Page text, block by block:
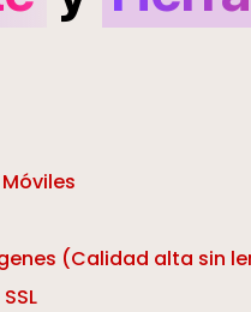
(Calidad alta sin